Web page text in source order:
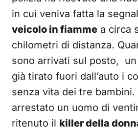
in cui veniva fatta la
veicolo in fiamme a circa
chilometri di distanza.
sono arrivati sul posto, un
già tirato fuori dall’auto i
senza vita dei tre bambini.
arrestato un uomo di
ritenuto il killer della